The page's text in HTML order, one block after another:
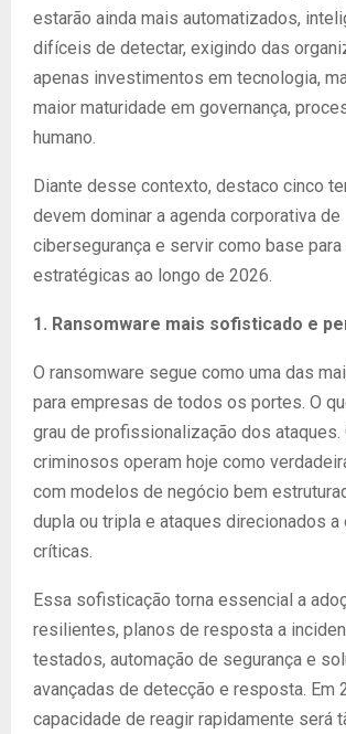
estarão ainda mais automatizados,
difíceis de detectar, exigindo das
apenas investimentos em tecnologia,
maior maturidade em governança,
humano.
Diante desse contexto, destaco cinco
devem dominar a agenda corporativa de
cibersegurança e servir como base
estratégicas ao longo de 2026.
1. Ransomware mais sofisticado e
O ransomware segue como uma das
para empresas de todos os portes. O
grau de profissionalização dos ataques.
criminosos operam hoje como
com modelos de negócio bem
dupla ou tripla e ataques direcionados a
críticas.
Essa sofisticação torna essencial a
resilientes, planos de resposta a
testados, automação de segurança e
avançadas de detecção e resposta. Em
capacidade de reagir rapidamente será